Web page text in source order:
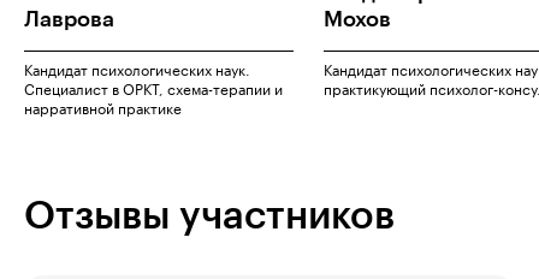
Лаврова
Кандидат психологических наук.
Специалист в ОРКТ, схема-терапии и
нарративной практике
Мохов
Кандидат психологических
практикующий психолог-
Отзывы участников